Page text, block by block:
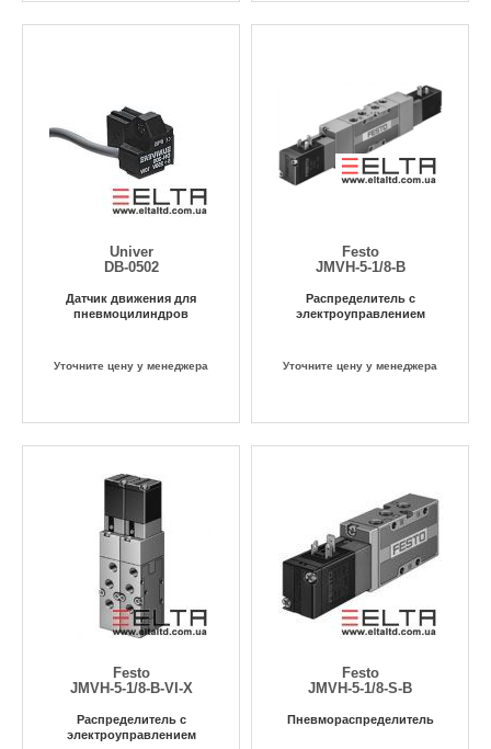
Univer
DB-0502
Датчик движения для
пневмоцилиндров
Уточните цену у менеджера
Festo
JMVH-5-1/8-B
Распределитель с
электроуправлением
Уточните цену у менеджера
Festo
JMVH-5-1/8-B-VI-X
Распределитель с
электроуправлением
Festo
JMVH-5-1/8-S-B
Пневмораспределитель